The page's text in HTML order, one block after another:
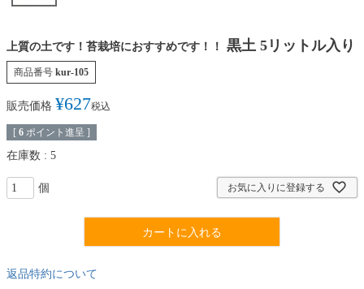
上質の土です！苔栽培におすすめです！！ 黒土 5リットル入り
商品番号 kur-105
販売価格 ¥627税込
[ 6 ポイント進呈 ]
在庫数 5
お気に入りに登録する
カートに入れる
返品特約について